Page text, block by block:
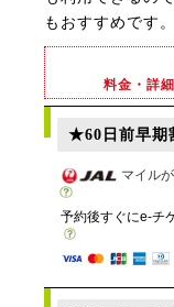
もおすすめです。
料金・詳
★60日前早期
マイル
予約後すぐにe-チ